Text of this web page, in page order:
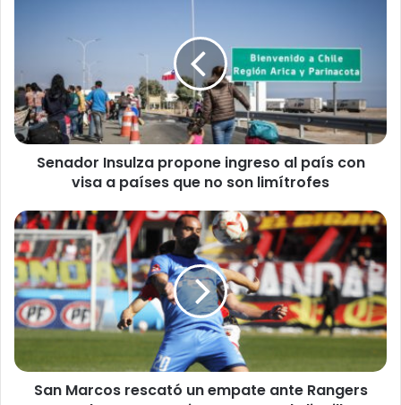
o
r
I
n
z
a
p
r
o
p
o
e
Senador Insulza propone ingreso al país con
visa a países que no son limítrofes
S
a
n
M
a
r
c
s
San Marcos rescató un empate ante Rangers